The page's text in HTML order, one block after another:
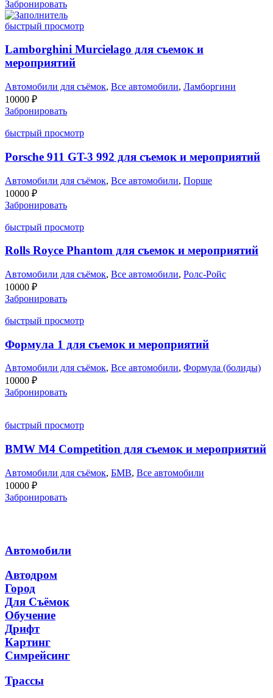
Забронировать
быстрый просмотр
Lamborghini Murcielago для съемок и
мероприятий
Автомобили для съёмок, Все автомобили, Ламборгини
10000 ₽
Забронировать
быстрый просмотр
Porsche 911 GT-3 992 для съемок и мероприятий
Автомобили для съёмок, Все автомобили, Порше
10000 ₽
Забронировать
быстрый просмотр
Rolls Royce Phantom для съемок и мероприятий
Автомобили для съёмок, Все автомобили, Ролс-Ройс
10000 ₽
Забронировать
быстрый просмотр
Формула 1 для съемок и мероприятий
Автомобили для съёмок, Все автомобили, Формула (болиды)
10000 ₽
Забронировать
быстрый просмотр
BMW M4 Competition для съемок и мероприятий
Автомобили для съёмок, БМВ, Все автомобили
10000 ₽
Забронировать
Автомобили
Автодром
Город
Для Съёмок
Обучение
Дрифт
Картинг
Симрейсинг
Трассы